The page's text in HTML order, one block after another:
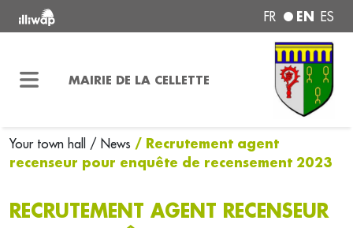
FR EN ES
MAIRIE DE LA CELLETTE
Your town hall / News / Recrutement agent
recenseur pour enquête de recensement 2023
RECRUTEMENT AGENT RECENSEUR